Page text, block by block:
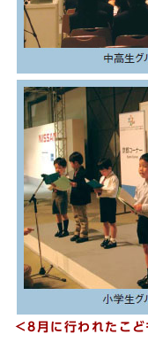
＜8月に行われたこ